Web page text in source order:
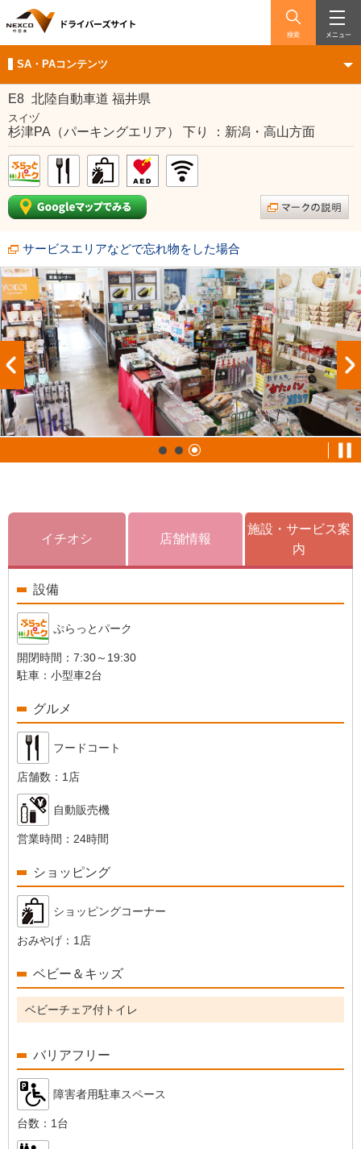
検索 メニュー
SA・PAコンテンツ
E8 北陸自動車道 福井県
スイヅ
杉津PA（パーキングエリア） 下り ：新潟・高山方面
サービスエリアなどで忘れ物をした場合
イチオシ 店舗情報
施設・サービス案
内
設備
ぷらっとパーク
開閉時間： 7:30～19:30
駐車： 小型車2台
グルメ
フードコート
店舗数： 1店
自動販売機
営業時間： 24時間
ショッピング
ショッピングコーナー
おみやげ： 1店
ベビー＆キッズ
ベビーチェア付トイレ
バリアフリー
障害者用駐車スペース
台数： 1台